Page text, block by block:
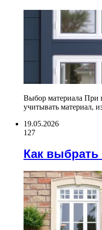
Выбор материала При
учитывать материал,
19.05.2026
127
Как